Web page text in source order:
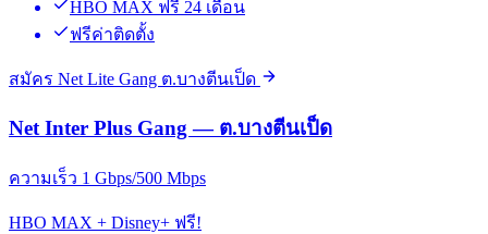
HBO MAX ฟรี 24 เดือน
ฟรีค่าติดตั้ง
สมัคร Net Lite Gang ต.บางตีนเป็ด
Net Inter Plus Gang — ต.บางตีนเป็ด
ความเร็ว 1 Gbps/500 Mbps
HBO MAX + Disney+ ฟรี!